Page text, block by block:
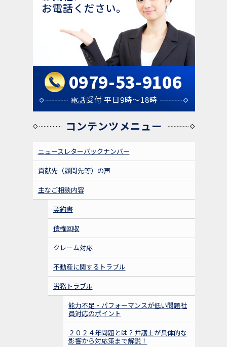
お電話ください。
0979-53-9106
電話受付 平日9時～18時
コンテンツメニュー
ニュースレターバックナンバー
貢献先（顧問先等）の声
主なご相談内容
契約書
債権回収
クレーム対応
不動産に関するトラブル
労務トラブル
能力不足・パフォーマンスが低い問題社
員対応のポイント
２０２４年問題とは？弁護士が具体的な
影響から対応策まで解説！